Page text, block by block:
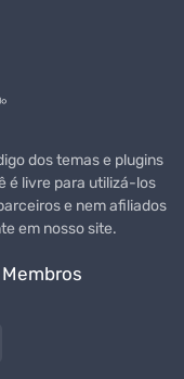
dos temas e plugins
é livre para utilizá-los
e nem afiliados
em nosso site.
Membros